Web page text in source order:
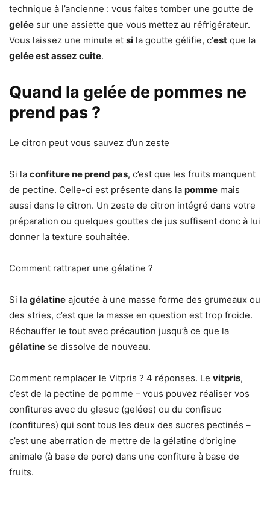
technique à l’ancienne : vous faites tomber une goutte de
gelée sur une assiette que vous mettez au réfrigérateur.
Vous laissez une minute et si la goutte gélifie, c’est que la
gelée est assez cuite.
Quand la gelée de pommes ne
prend pas ?
Le citron peut vous sauvez d’un zeste
Si la confiture ne prend pas, c’est que les fruits manquent
de pectine. Celle-ci est présente dans la pomme mais
aussi dans le citron. Un zeste de citron intégré dans votre
préparation ou quelques gouttes de jus suffisent donc à lui
donner la texture souhaitée.
Comment rattraper une gélatine ?
Si la gélatine ajoutée à une masse forme des grumeaux ou
des stries, c’est que la masse en question est trop froide.
Réchauffer le tout avec précaution jusqu’à ce que la
gélatine se dissolve de nouveau.
Comment remplacer le Vitpris ? 4 réponses. Le vitpris,
c’est de la pectine de pomme – vous pouvez réaliser vos
confitures avec du glesuc (gelées) ou du confisuc
(confitures) qui sont tous les deux des sucres pectinés –
c’est une aberration de mettre de la gélatine d’origine
animale (à base de porc) dans une confiture à base de
fruits.